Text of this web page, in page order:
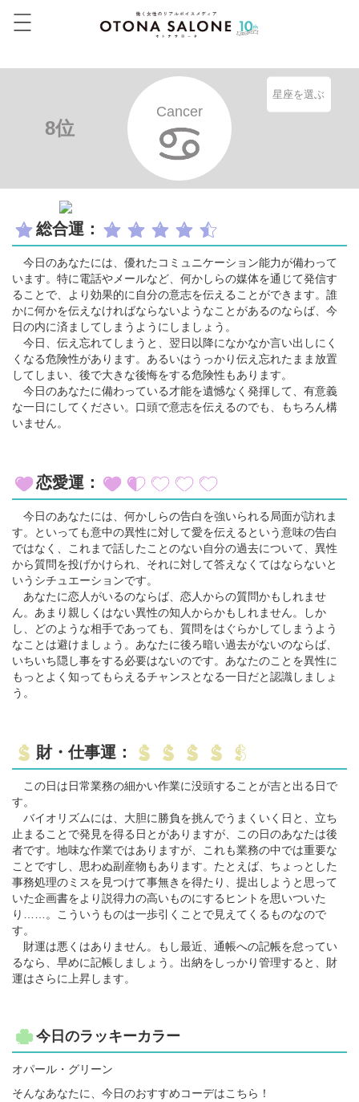
8位
Cancer
星座を選ぶ
総合運：
今日のあなたには、優れたコミュニケーション能力が備わって
います。特に電話やメールなど、何かしらの媒体を通じて発信す
ることで、より効果的に自分の意志を伝えることができます。誰
かに何かを伝えなければならないようなことがあるのならば、今
日の内に済ましてしまうようにしましょう。
今日、伝え忘れてしまうと、翌日以降になかなか言い出しにく
くなる危険性があります。あるいはうっかり伝え忘れたまま放置
してしまい、後で大きな後悔をする危険性もあります。
今日のあなたに備わっている才能を遺憾なく発揮して、有意義
な一日にしてください。口頭で意志を伝えるのでも、もちろん構
いません。
恋愛運：
今日のあなたには、何かしらの告白を強いられる局面が訪れま
す。といっても意中の異性に対して愛を伝えるという意味の告白
ではなく、これまで話したことのない自分の過去について、異性
から質問を投げかけられ、それに対して答えなくてはならないと
いうシチュエーションです。
あなたに恋人がいるのならば、恋人からの質問かもしれませ
ん。あまり親しくはない異性の知人からかもしれません。しか
し、どのような相手であっても、質問をはぐらかしてしまうよう
なことは避けましょう。あなたに後ろ暗い過去がないのならば、
いちいち隠し事をする必要はないのです。あなたのことを異性に
もっとよく知ってもらえるチャンスとなる一日だと認識しましょ
う。
財・仕事運：
この日は日常業務の細かい作業に没頭することが吉と出る日で
す。
バイオリズムには、大胆に勝負を挑んでうまくいく日と、立ち
止まることで発見を得る日とがありますが、この日のあなたは後
者です。地味な作業ではありますが、これも業務の中では重要な
ことですし、思わぬ副産物もあります。たとえば、ちょっとした
事務処理のミスを見つけて事無きを得たり、提出しようと思って
いた企画書をより説得力の高いものにするヒントを思いついた
り……。こういうものは一歩引くことで見えてくるものなので
す。
財運は悪くはありません。もし最近、通帳への記帳を怠ってい
るなら、早めに記帳しましょう。出納をしっかり管理すると、財
運はさらに上昇します。
今日のラッキーカラー
オパール・グリーン
そんなあなたに、今日のおすすめコーデはこちら！